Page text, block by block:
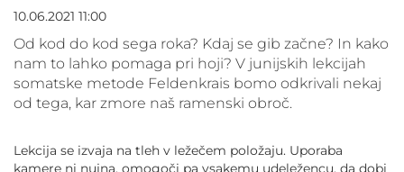
OZNAČI NASLOVE
OZNAČI POVEZAVE
PODČRTAJ POVEZAVE
ZEMLJEVID STRANI
10.06.2021 11:00
Od kod do kod sega roka? Kdaj se gib začne? In kako
nam to lahko pomaga pri hoji? V junijskih lekcijah
somatske metode Feldenkrais bomo odkrivali nekaj
od tega, kar zmore naš ramenski obroč.
Lekcija se izvaja na tleh v ležečem položaju. Uporaba
kamere ni nujna, omogoči pa vsakemu udeležencu, da dobi